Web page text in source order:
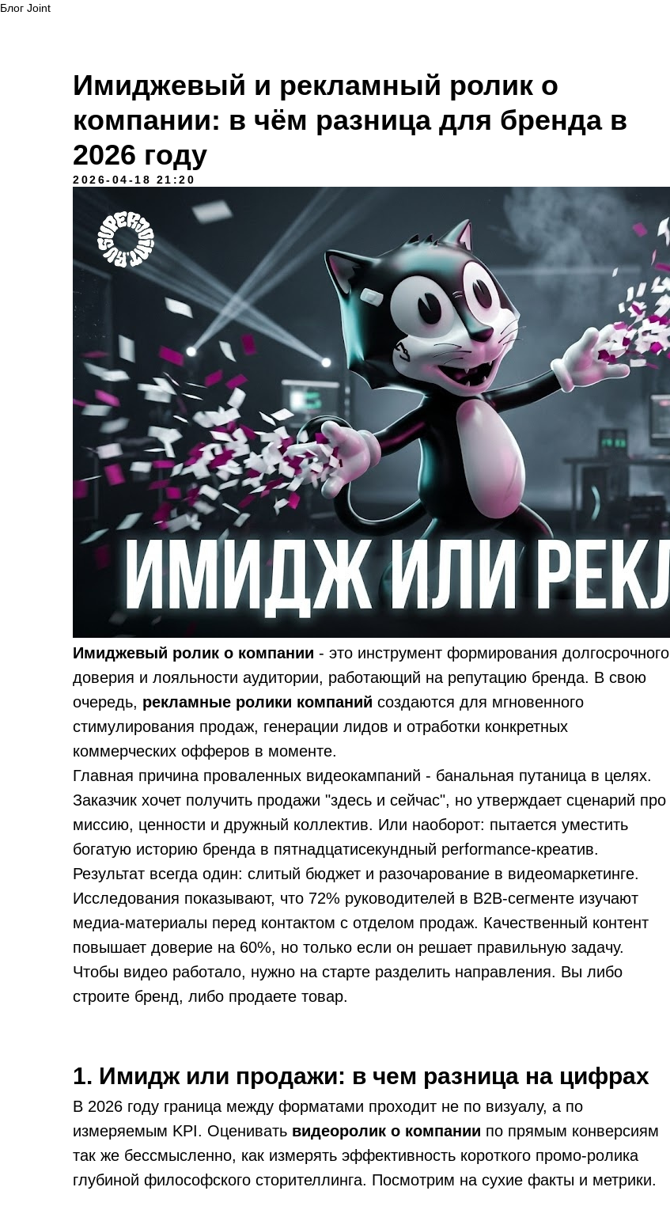
Блог Joint
Имиджевый и рекламный ролик о
компании: в чём разница для бренда в
2026 году
2026-04-18 21:20
Имиджевый ролик о компании - это инструмент формирования долгосрочного
доверия и лояльности аудитории, работающий на репутацию бренда. В свою
очередь, рекламные ролики компаний создаются для мгновенного
стимулирования продаж, генерации лидов и отработки конкретных
коммерческих офферов в моменте.
Главная причина проваленных видеокампаний - банальная путаница в целях.
Заказчик хочет получить продажи "здесь и сейчас", но утверждает сценарий про
миссию, ценности и дружный коллектив. Или наоборот: пытается уместить
богатую историю бренда в пятнадцатисекундный performance-креатив.
Результат всегда один: слитый бюджет и разочарование в видеомаркетинге.
Исследования показывают, что 72% руководителей в B2B-сегменте изучают
медиа-материалы перед контактом с отделом продаж. Качественный контент
повышает доверие на 60%, но только если он решает правильную задачу.
Чтобы видео работало, нужно на старте разделить направления. Вы либо
строите бренд, либо продаете товар.
1. Имидж или продажи: в чем разница на цифрах
В 2026 году граница между форматами проходит не по визуалу, а по
измеряемым KPI. Оценивать видеоролик о компании по прямым конверсиям
так же бессмысленно, как измерять эффективность короткого промо-ролика
глубиной философского сторителлинга. Посмотрим на сухие факты и метрики.